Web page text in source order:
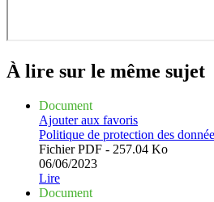
À lire sur le même sujet
Document
Ajouter aux favoris
Politique de protection des
Fichier PDF - 257.04 Ko
06/06/2023
Lire
Document